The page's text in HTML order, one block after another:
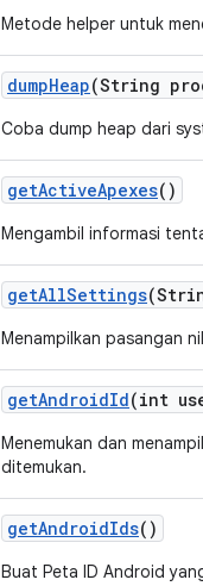
Metode helper untuk
dumpHeap(String
Coba dump heap dari
getActiveApexes()
Mengambil informasi
getAllSettings
Menampilkan pasangan
getAndroidId(int
Menemukan dan
ditemukan.
getAndroidIds()
Buat Peta ID Android